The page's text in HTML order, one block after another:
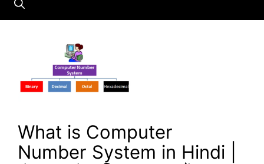
What is Computer
Number System in Hindi |